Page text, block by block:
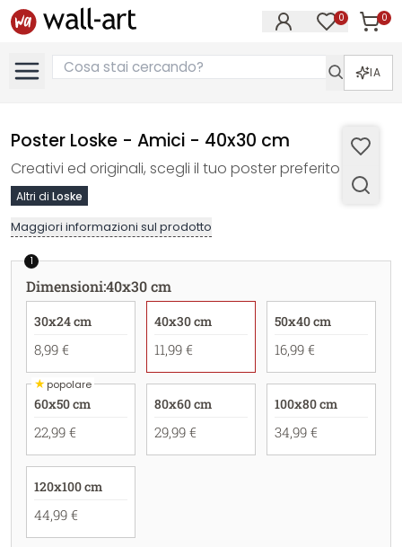
0 0
IA
Poster Loske - Amici - 40x30 cm
Creativi ed originali, scegli il tuo poster preferito
Altri di Loske
Maggiori informazioni sul prodotto
1
Dimensioni:40x30 cm
30x24 cm
8,99 €
40x30 cm
11,99 €
50x40 cm
16,99 €
★popolare
60x50 cm
22,99 €
80x60 cm
29,99 €
100x80 cm
34,99 €
120x100 cm
44,99 €